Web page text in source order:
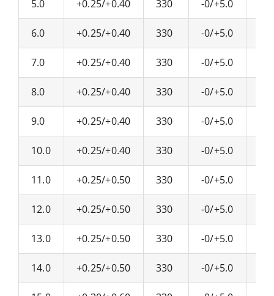
5.0 +0.25/+0.40 330 -0/+5.0
6.0 +0.25/+0.40 330 -0/+5.0
7.0 +0.25/+0.40 330 -0/+5.0
8.0 +0.25/+0.40 330 -0/+5.0
9.0 +0.25/+0.40 330 -0/+5.0
10.0 +0.25/+0.40 330 -0/+5.0
11.0 +0.25/+0.50 330 -0/+5.0
12.0 +0.25/+0.50 330 -0/+5.0
13.0 +0.25/+0.50 330 -0/+5.0
14.0 +0.25/+0.50 330 -0/+5.0